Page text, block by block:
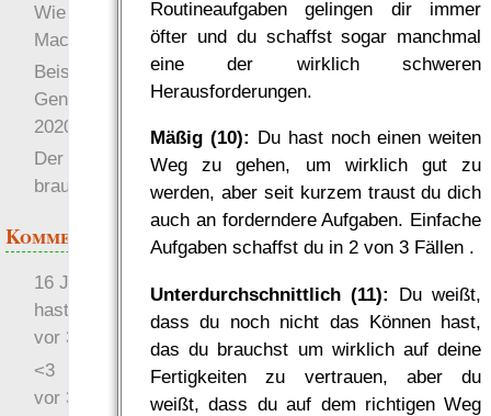
Routineaufgaben gelingen dir immer
öfter und du schaffst sogar manchmal
eine der wirklich schweren
Herausforderungen.
Mäßig (10): Du hast noch einen weiten
Weg zu gehen, um wirklich gut zu
werden, aber seit kurzem traust du dich
auch an forderndere Aufgaben. Einfache
Aufgaben schaffst du in 2 von 3 Fällen .
Unterdurchschnittlich (11): Du weißt,
dass du noch nicht das Können hast,
das du brauchst um wirklich auf deine
Fertigkeiten zu vertrauen, aber du
weißt, dass du auf dem richtigen Weg
Wie das EWS skaliert —
Machtprogression
Beispielcharaktere aus 4
Genres für den GRT
2020
Der Gratisrollenspieltag
braucht Versand-Hilfe!
Kommentare
16 Jahre später: mist, du
hast Recht …
vor 31 Wochen 3 Tage
<3
vor 34 Wochen 4 Tage